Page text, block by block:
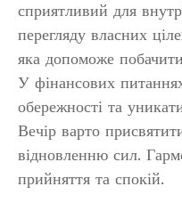
сприятливий для
перегляду власних
яка допоможе
У фінансових
обережності та
Вечір варто
відновленню сил.
прийняття та спокій.